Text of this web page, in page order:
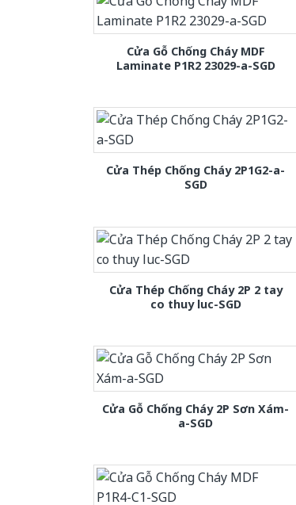
Cửa Gỗ Chống Cháy MDF
Laminate P1R2 23029-a-SGD
Cửa Thép Chống Cháy 2P1G2-a-
SGD
Cửa Thép Chống Cháy 2P 2 tay
co thuy luc-SGD
Cửa Gỗ Chống Cháy 2P Sơn Xám-
a-SGD